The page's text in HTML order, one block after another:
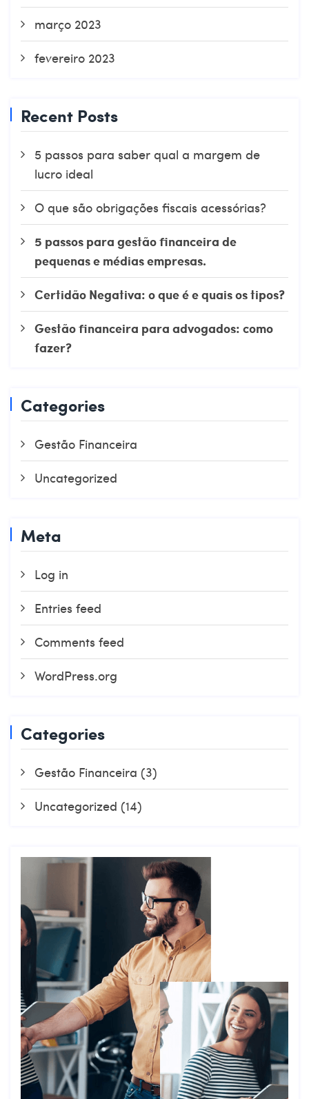
março 2023
fevereiro 2023
Recent Posts
5 passos para saber qual a margem de
lucro ideal
O que são obrigações fiscais acessórias?
5 passos para gestão financeira de
pequenas e médias empresas.
Certidão Negativa: o que é e quais os tipos?
Gestão financeira para advogados: como
fazer?
Categories
Gestão Financeira
Uncategorized
Meta
Log in
Entries feed
Comments feed
WordPress.org
Categories
Gestão Financeira (3)
Uncategorized (14)